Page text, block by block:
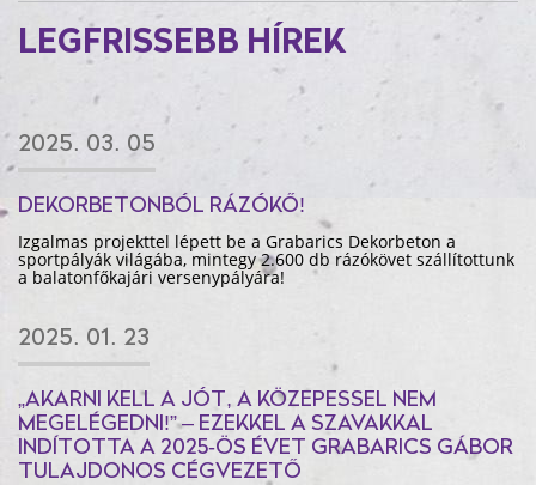
LEGFRISSEBB HÍREK
2025. 03. 05
DEKORBETONBÓL RÁZÓKŐ!
Izgalmas projekttel lépett be a Grabarics Dekorbeton a
sportpályák világába, mintegy 2.600 db rázókövet szállítottunk
a balatonfőkajári versenypályára!
2025. 01. 23
„AKARNI KELL A JÓT, A KÖZEPESSEL NEM
MEGELÉGEDNI!” – EZEKKEL A SZAVAKKAL
INDÍTOTTA A 2025-ÖS ÉVET GRABARICS GÁBOR
TULAJDONOS CÉGVEZETŐ